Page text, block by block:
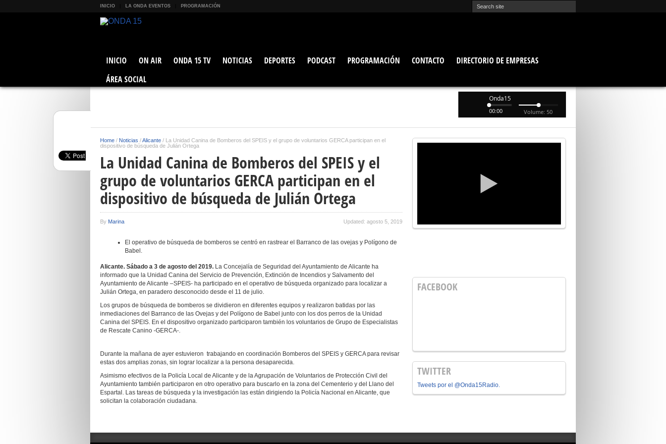
INICIO LA ONDA EVENTOS PROGRAMACIÓN
INICIO ON AIR ONDA 15 TV NOTICIAS DEPORTES PODCAST PROGRAMACIÓN CONTACTO
DIRECTORIO DE EMPRESAS
ÁREA SOCIAL
Onda15
00:00 Volume: 50
Home / Noticias /Alicante / La Unidad Canina de Bomberos del SPEIS y el grupo de voluntarios GERCA participan en el
dispositivo de búsqueda de Julián Ortega
La Unidad Canina de Bomberos del SPEIS y el
grupo de voluntarios GERCA participan en el
dispositivo de búsqueda de Julián Ortega
By Marina Updated: agosto 5, 2019
El operativo de búsqueda de bomberos se centró en rastrear el Barranco de las ovejas y Polígono de
Babel.
Alicante. Sábado a 3 de agosto del 2019. La Concejalía de Seguridad del Ayuntamiento de Alicante ha
informado que la Unidad Canina del Servicio de Prevención, Extinción de Incendios y Salvamento del
Ayuntamiento de Alicante –SPEIS- ha participado en el operativo de búsqueda organizado para localizar a
Julián Ortega, en paradero desconocido desde el 11 de julio.
Los grupos de búsqueda de bomberos se dividieron en diferentes equipos y realizaron batidas por las
inmediaciones del Barranco de las Ovejas y del Polígono de Babel junto con los dos perros de la Unidad
Canina del SPEIS. En el dispositivo organizado participaron también los voluntarios de Grupo de Especialistas
de Rescate Canino -GERCA-.
Durante la mañana de ayer estuvieron trabajando en coordinación Bomberos del SPEIS y GERCA para revisar
estas dos amplias zonas, sin lograr localizar a la persona desaparecida.
Asimismo efectivos de la Policía Local de Alicante y de la Agrupación de Voluntarios de Protección Civil del
Ayuntamiento también participaron en otro operativo para buscarlo en la zona del Cementerio y del Llano del
Espartal. Las tareas de búsqueda y la investigación las están dirigiendo la Policía Nacional en Alicante, que
solicitan la colaboración ciudadana.
FACEBOOK
TWITTER
Tweets por el @Onda15Radio.